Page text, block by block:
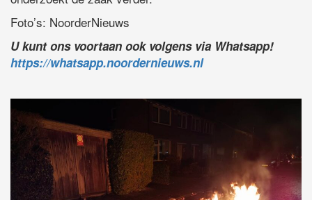
Foto’s: NoorderNieuws
U kunt ons voortaan ook volgens via Whatsapp!
https://whatsapp.noordernieuws.nl